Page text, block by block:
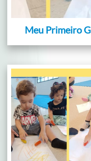
Meu Primeiro